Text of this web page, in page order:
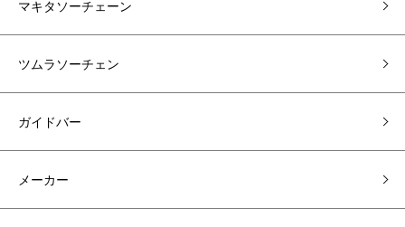
マキタソーチェーン
ツムラソーチェン
ガイドバー
メーカー